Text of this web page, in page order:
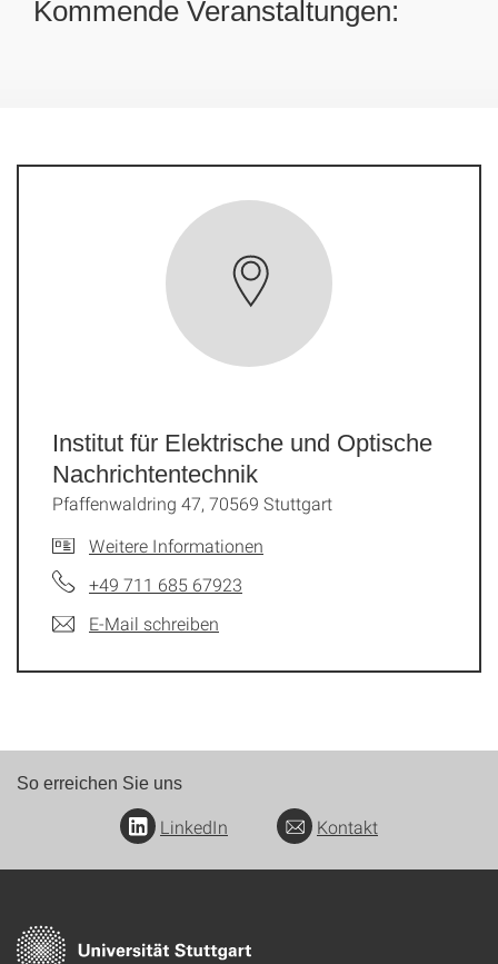
Kommende Veranstaltungen:
Institut für Elektrische und Optische
Nachrichtentechnik
Pfaffenwaldring 47, 70569 Stuttgart
Weitere Informationen
+49 711 685 67923
E-Mail schreiben
So erreichen Sie uns
LinkedIn Kontakt